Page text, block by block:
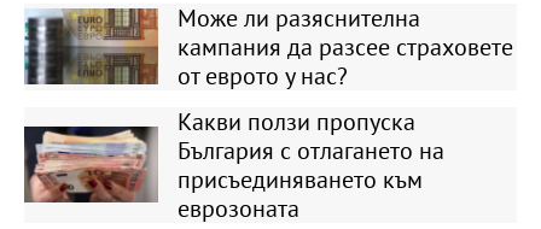
Може ли разяснителна
кампания да разсее страховете
от еврото у нас?
Какви ползи пропуска
България с отлагането на
присъединяването към
еврозоната